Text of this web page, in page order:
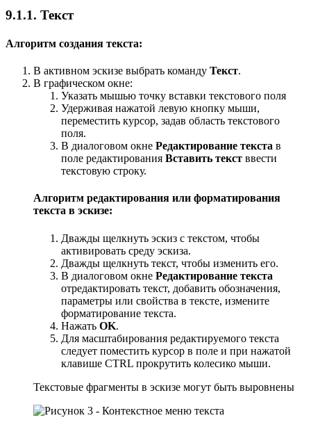
9.1.1. Текст
Алгоритм создания текста:
В активном эскизе выбрать команду Текст.
В графическом окне:
Указать мышью точку вставки текстового поля
Удерживая нажатой левую кнопку мыши,
переместить курсор, задав область текстового
поля.
В диалоговом окне Редактирование текста в
поле редактирования Вставить текст ввести
текстовую строку.
Алгоритм редактирования или форматирования
текста в эскизе:
Дважды щелкнуть эскиз с текстом, чтобы
активировать среду эскиза.
Дважды щелкнуть текст, чтобы изменить его.
В диалоговом окне Редактирование текста
отредактировать текст, добавить обозначения,
параметры или свойства в тексте, измените
форматирование текста.
Нажать OK.
Для масштабирования редактируемого текста
следует поместить курсор в поле и при нажатой
клавише CTRL прокрутить колесико мыши.
Текстовые фрагменты в эскизе могут быть выровнены